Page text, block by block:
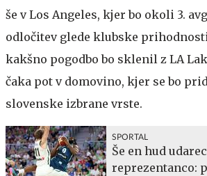
še v Los Angeles, kjer bo okoli 3.
odločitev glede klubske
kakšno pogodbo bo sklenil z LA
čaka pot v domovino, kjer se bo
slovenske izbrane vrste.
SPORTAL
Še en hud
reprezentanco: